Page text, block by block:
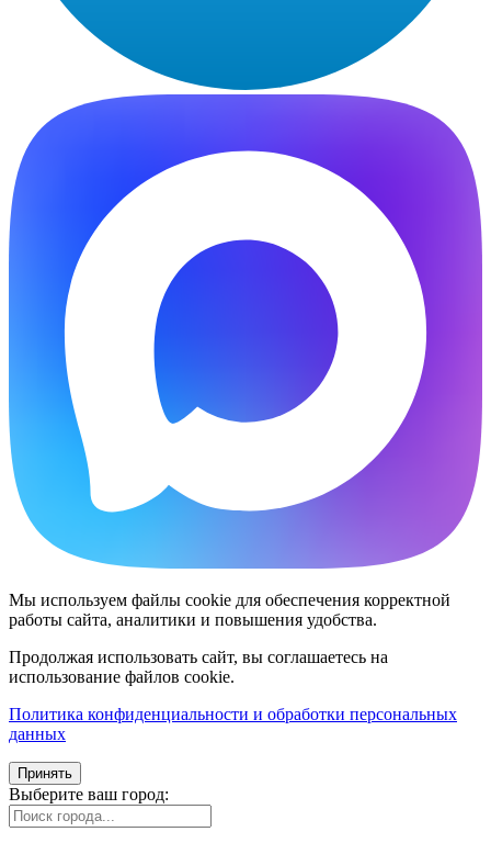
Мы используем файлы cookie для обеспечения корректной
работы сайта, аналитики и повышения удобства.
Продолжая использовать сайт, вы соглашаетесь на
использование файлов cookie.
Политика конфиденциальности и обработки персональных
данных
Принять
Выберите ваш город: